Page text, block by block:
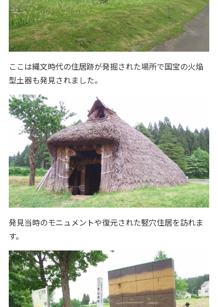
ここは縄文時代の住居跡が発掘された場所で国宝の火焔
型土器も発見されました。
発見当時のモニュメントや復元された竪穴住居を訪れま
す。